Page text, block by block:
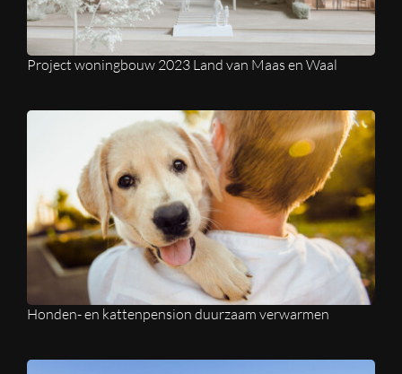
Project woningbouw 2023 Land van Maas en Waal
Honden- en kattenpension duurzaam verwarmen